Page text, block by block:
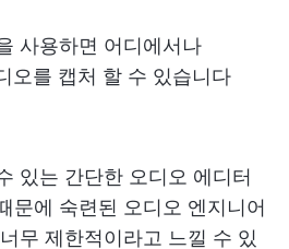
사용하면 어디에서나
오를 캡처 할 수 있습니다
있는 간단한 오디오 에디터
문에 숙련된 오디오 엔지니어
무 제한적이라고 느낄 수 있